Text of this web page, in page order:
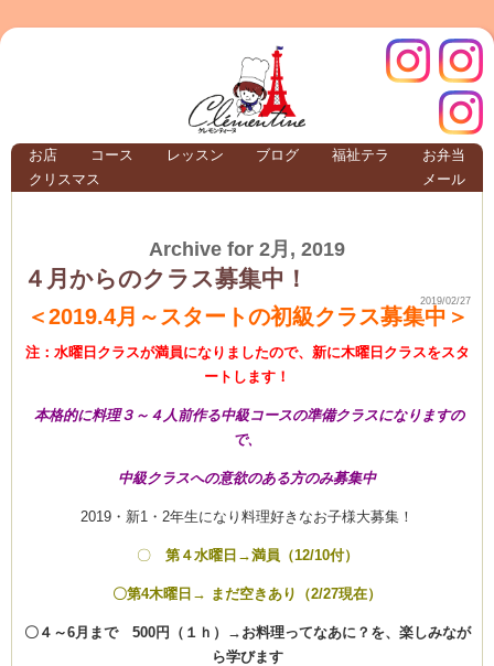
クレモンティーヌ –
お店 コース レッスン ブログ 福祉テラ
お弁当
クリスマス
メール
インス
クレモ
テラ
インス
Archive for 2月, 2019
４月からのクラス募集中！
2019/02/27
＜2019.4月～スタートの初級クラス募集中＞
注：水曜日クラスが満員になりましたので、新に木曜日クラスをスタ
ートします！
本格的に料理３～４人前作る中級コースの準備クラスになりますの
で、
中級クラスへの意欲のある方のみ募集中
2019・新1・2年生になり料理好きなお子様大募集！
〇 第４水曜日→満員（12/10付）
〇第4木曜日→ まだ空きあり（2/27現在）
〇４～6月まで 500円（１ｈ）→お料理ってなあに？を、楽しみなが
ら学びます